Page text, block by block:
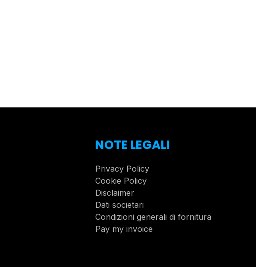
NOTE LEGALI
Privacy Policy
Cookie Policy
Disclaimer
Dati societari
Condizioni generali di fornitura
Pay my invoice